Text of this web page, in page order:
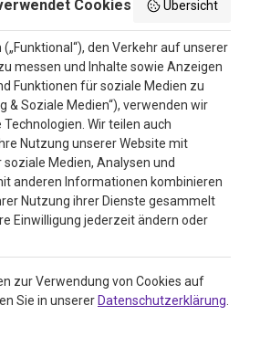
H (250 Tab)
Horme H (250 Tab)
per 250 Tab
70,94
58,04
inkl. MwSt
Cookies Übersicht
den Verkehr auf unserer
messen und Inhalte sowie Anzeigen
Funktionen für soziale Medien zu
& Soziale Medien“), verwenden wir
Wir teilen auch
Nutzung unserer Website mit
Medien, Analysen und
anderen Informationen kombinieren
Nutzung ihrer Dienste gesammelt
Einwilligung jederzeit ändern oder
zur Verwendung von Cookies auf
Sie in unserer Datenschutzerklärung